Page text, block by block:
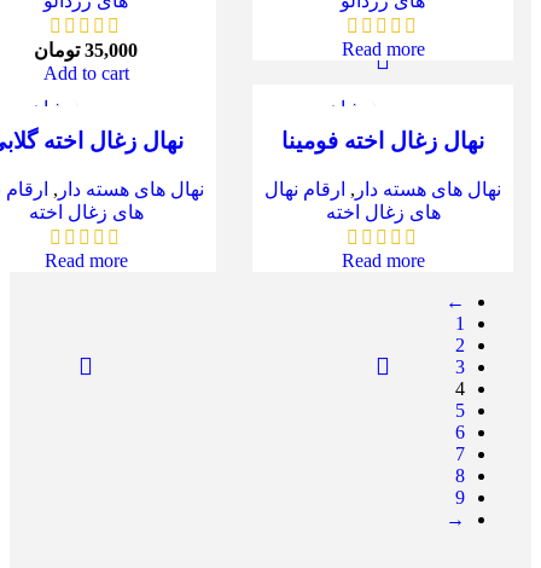
Read more
35,000 تومان
Add to cart
مشاهده سریع
نهال زغال اخته فومینا
نهال های هسته دار , ارقام نهال
های زغال اخته
Read more
مشاهده
نهال زغال اخته
نهال های هسته دار ,
های زغال اخته
Read more
←
1
2
3
4
5
6
7
8
9
→